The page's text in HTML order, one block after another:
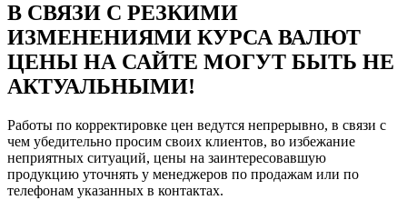
В СВЯЗИ С РЕЗКИМИ
ИЗМЕНЕНИЯМИ КУРСА ВАЛЮТ
ЦЕНЫ НА САЙТЕ МОГУТ БЫТЬ НЕ
АКТУАЛЬНЫМИ!
Работы по корректировке цен ведутся непрерывно, в связи с
чем убедительно просим своих клиентов, во избежание
неприятных ситуаций, цены на заинтересовавшую
продукцию уточнять у менеджеров по продажам или по
телефонам указанных в контактах.